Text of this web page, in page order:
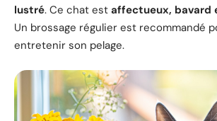
lustré. Ce chat est affectueux, bavard
Un brossage régulier est recommandé
entretenir son pelage.